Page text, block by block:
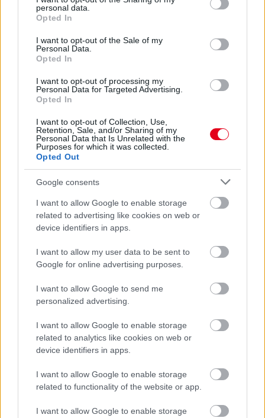
grant or deny consent to Google and its third-party tags to
use your data for below specified purposes in below Google
consent section.
personal data.
Opted In
I want to opt-out of the Sale of my
Personal Data.
Opted In
I want to opt-out of processing my
Personal Data for Targeted Advertising.
Opted In
I want to opt-out of Collection, Use,
Retention, Sale, and/or Sharing of my
Personal Data that Is Unrelated with the
Purposes for which it was collected.
Opted Out
Google consents
I want to allow Google to enable storage
related to advertising like cookies on web or
device identifiers in apps.
I want to allow my user data to be sent to
Google for online advertising purposes.
I want to allow Google to send me
personalized advertising.
I want to allow Google to enable storage
related to analytics like cookies on web or
device identifiers in apps.
I want to allow Google to enable storage
related to functionality of the website or app.
I want to allow Google to enable storage
Sajtó: Az Aston Martintól érkezik Lambiase utódja a Red